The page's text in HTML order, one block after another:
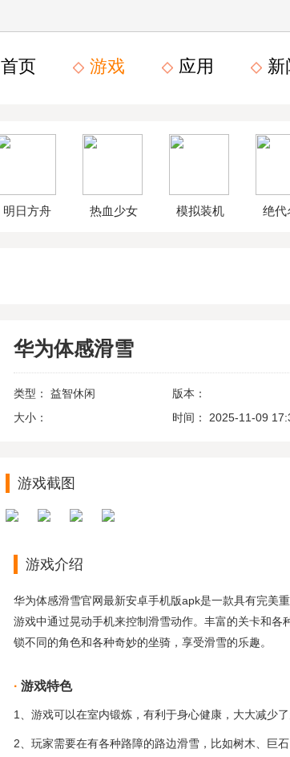
首页 游戏 应用 新
明日方舟 热血少女 模拟装机 绝代
华为体感滑雪
类型： 益智休闲 版本：
大小：
时间： 2025-11-09
游戏截图
游戏介绍
华为体感滑雪官网最新安卓手机版apk是一款具有完美
游戏中通过晃动手机来控制滑雪动作。丰富的关卡和各
锁不同的角色和各种奇妙的坐骑，享受滑雪的乐趣。
游戏特色
1、游戏可以在室内锻炼，有利于身心健康，大大减少了
2、玩家需要在有各种路障的路边滑雪，比如树木、巨石